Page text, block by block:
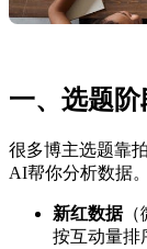
一、选题
很多博主选题靠
AI帮你分析数据
新红数据（
按互动量排